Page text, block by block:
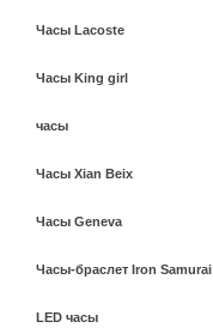
Часы Lacoste
Часы King girl
часы
Часы Xian Beix
Часы Geneva
Часы-браслет Iron Samurai
LED часы